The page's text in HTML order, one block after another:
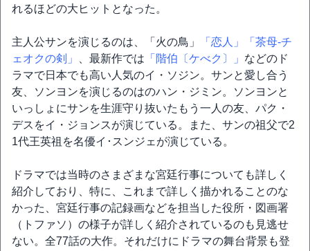
れるほどの大ヒットとなった。
主人公サンを演じるのは、「火の鳥」 「恋人」
「茶母-チ
ェオクの剣」
、最新作では 「階伯〔ケべク〕」 などのド
ラマで日本でも高い人気のイ・ソジン。サンと愛し合う
友、ソンヨンを演じるのはのハン・ジミン。ソンヨンと
いっしょにサンを生涯守り抜いたもう一人の友、パク・
デスをイ・ジョンスが演じている。また、サンの祖父で2
1代王英祖を名優イ･スンジェが演じている。
ドラマでは当時のさまざまな宮廷行事についても詳しく
紹介しており、特に、これまで詳しく描かれることのな
かった、宮廷行事の記録画などを担当した役所・図画署
（トファソ）の様子が詳しく紹介されているのも見逃せ
ない。全77話の大作。それだけにドラマの舞台背景も登